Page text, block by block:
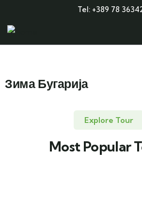
Tel: +389 78
Зима Бугарија
Explore Tour
Most Popular